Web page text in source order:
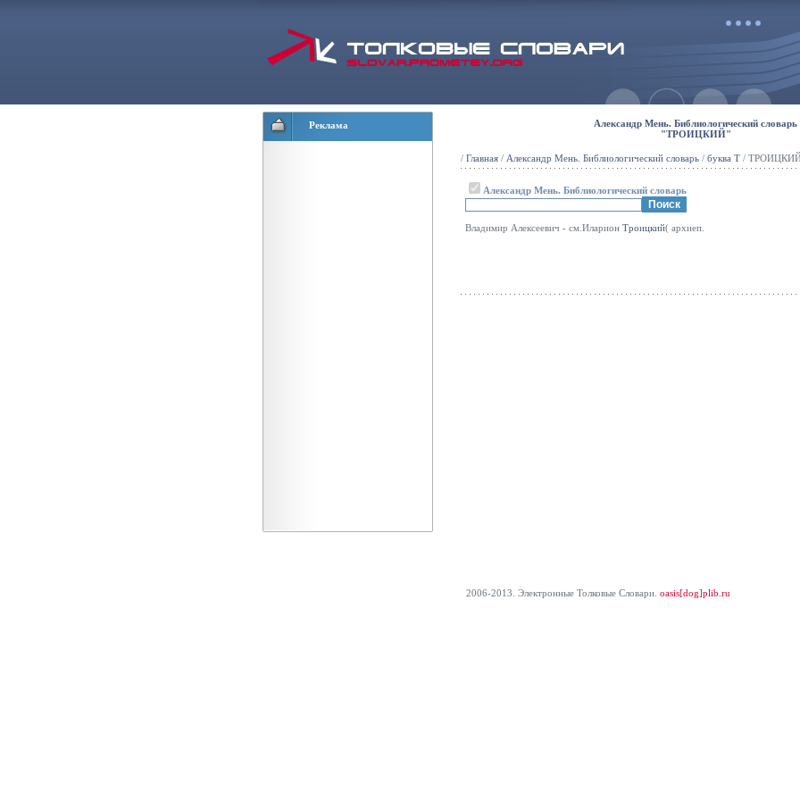
Реклама
Александр Мень. Библиологический словарь
"ТРОИЦКИЙ"
/ Главная / Александр Мень. Библиологический словарь / буква Т /
Александр Мень. Библиологический словарь
Владимир Алексеевич - см.Иларион Троицкий( архиеп.
2006-2013. Электронные Толковые Cловари. oasis[dog]plib.ru